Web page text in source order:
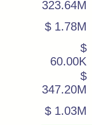
323.64M
$ 1.78M
$
60.00K
$
347.20M
$ 1.03M